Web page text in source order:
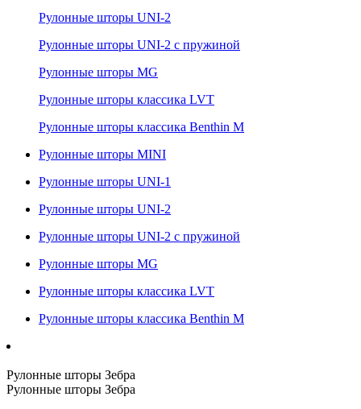
Рулонные шторы UNI-2
Рулонные шторы UNI-2 с пружиной
Рулонные шторы MG
Рулонные шторы классика LVT
Рулонные шторы классика Benthin M
Рулонные шторы MINI
Рулонные шторы UNI-1
Рулонные шторы UNI-2
Рулонные шторы UNI-2 с пружиной
Рулонные шторы MG
Рулонные шторы классика LVT
Рулонные шторы классика Benthin M
Рулонные шторы Зебра
Рулонные шторы Зебра